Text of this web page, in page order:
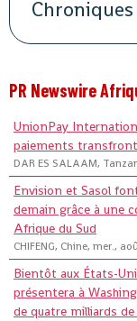
Chroniques
PR Newswire
UnionPay
paiements
DAR ES SALAAM,
Envision et Sasol
demain grâce à une
Afrique du Sud
CHIFENG, Chine, mer.,
Bientôt aux États-
présentera à
de quatre milliards